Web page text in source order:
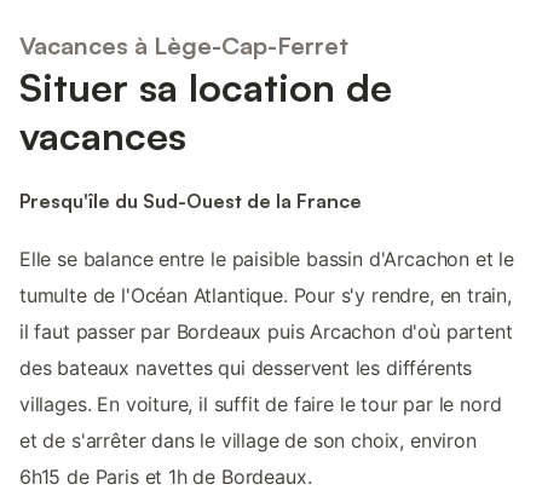
Vacances à Lège-Cap-Ferret
Situer sa location de
vacances
Presqu'île du Sud-Ouest de la France
Elle se balance entre le paisible bassin d'Arcachon et le
tumulte de l'Océan Atlantique. Pour s'y rendre, en train,
il faut passer par Bordeaux puis Arcachon d'où partent
des bateaux navettes qui desservent les différents
villages. En voiture, il suffit de faire le tour par le nord
et de s'arrêter dans le village de son choix, environ
6h15 de Paris et 1h de Bordeaux.